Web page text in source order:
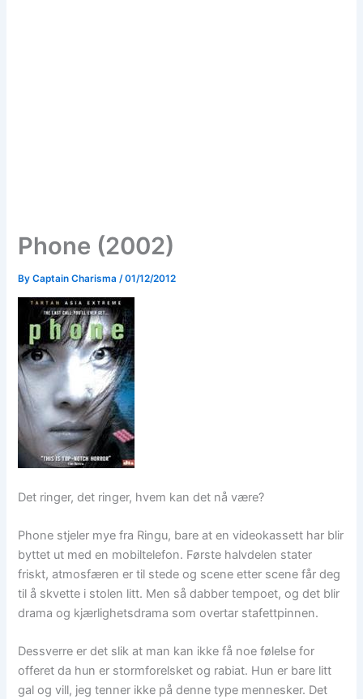
Phone (2002)
ByCaptain Charisma /01/12/2012
Det ringer, det ringer, hvem kan det nå være?
Phone stjeler mye fra Ringu, bare at en videokassett har blir
byttet ut med en mobiltelefon. Første halvdelen stater
friskt, atmosfæren er til stede og scene etter scene får deg
til å skvette i stolen litt. Men så dabber tempoet, og det blir
drama og kjærlighetsdrama som overtar stafettpinnen.
Dessverre er det slik at man kan ikke få noe følelse for
offeret da hun er stormforelsket og rabiat. Hun er bare litt
gal og vill, jeg tenner ikke på denne type mennesker. Det